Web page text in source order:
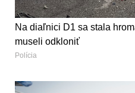
Na diaľnici D1 sa stala
museli odkloniť
Polícia